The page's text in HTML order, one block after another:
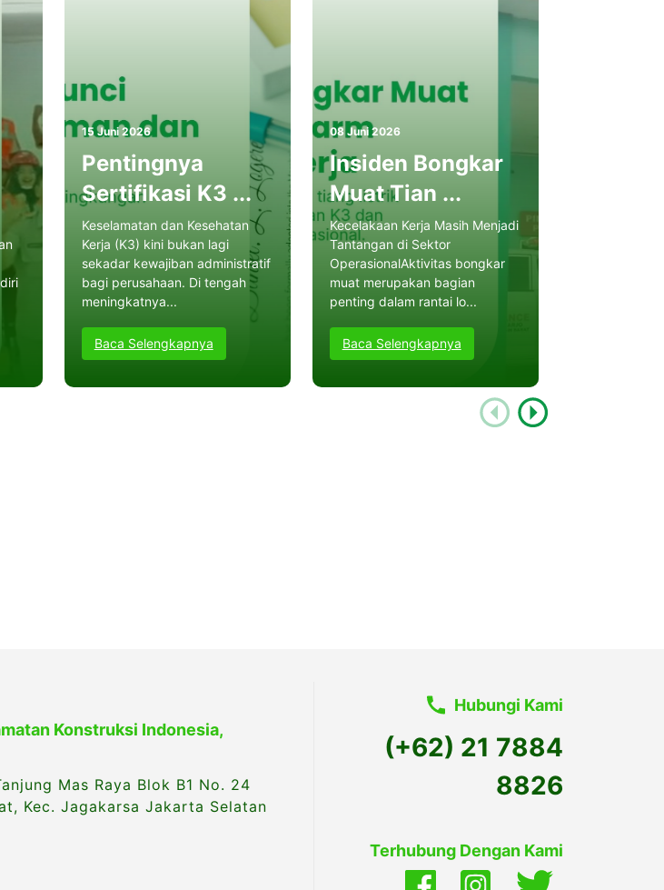
15 Juni 2026
Pentingnya
Sertifikasi K3 ...
Keselamatan dan Kesehatan
Kerja (K3) kini bukan lagi
sekadar kewajiban administratif
bagi perusahaan. Di tengah
meningkatnya...
Baca Selengkapnya
08 Juni 2026
Insiden Bongkar
Muat Tian ...
Kecelakaan Kerja Masih Menjadi
Tantangan di Sektor
OperasionalAktivitas bongkar
muat merupakan bagian
penting dalam rantai lo...
Baca Selengkapnya
Konstruksi Indonesia,
Mas Raya Blok B1 No. 24
Kec. Jagakarsa Jakarta Selatan
Hubungi Kami
(+62) 21 7884
8826
Terhubung Dengan Kami